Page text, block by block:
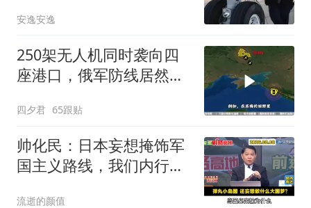
安逸安逸
250架无人机同时袭向四
座港口，俄军防线居然彻
四夕君 65跟贴
帅化民：日本妄想掩饰军
国主义路线，我们内行人
流逝的颜值